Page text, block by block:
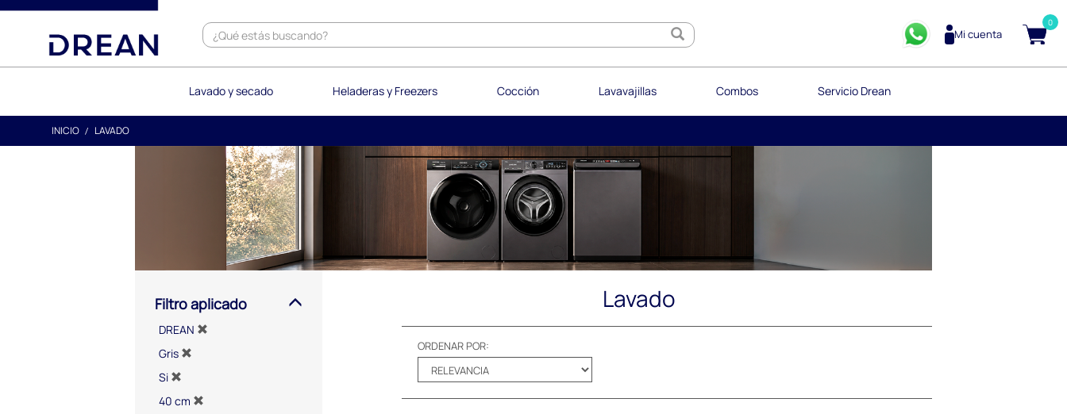
text.skipToContent
text.skipToNavigation
Mi cuenta
0
Lavado y secado Heladeras y Freezers Cocción Lavavajillas Combos Servicio Drean
INICIO LAVADO
Filtro aplicado
DREAN
Gris
Si
40 cm
Lavado
ORDENAR POR: